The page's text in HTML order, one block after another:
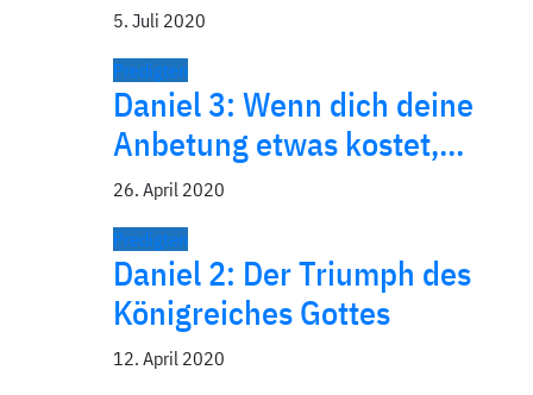
5. Juli 2020
Predigten
Daniel 3: Wenn dich deine
Anbetung etwas kostet,…
26. April 2020
Predigten
Daniel 2: Der Triumph des
Königreiches Gottes
12. April 2020